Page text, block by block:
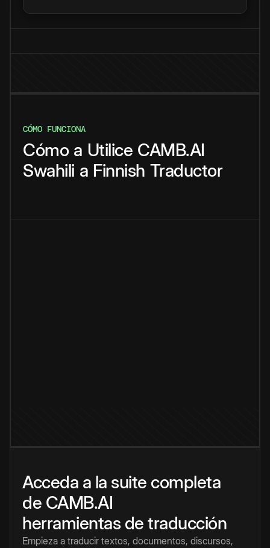
CÓMO FUNCIONA
Cómo a Utilice CAMB.AI
Swahili a Finnish Traductor
Acceda a la suite completa
de CAMB.AI
herramientas de traducción
Empieza a traducir textos, documentos, discursos,